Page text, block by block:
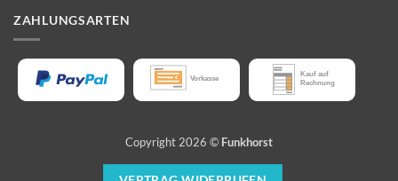
ZAHLUNGSARTEN
Copyright 2026 © Funkhorst